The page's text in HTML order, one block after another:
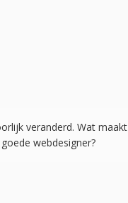
veranderd. Wat maakt
webdesigner?